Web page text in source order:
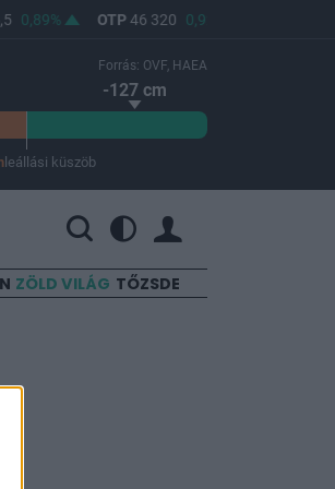
0,89% OTP 46 320 0,92%
Forrás: OVF, HAEA
-127 cm
leállási küszöb
ZÖLD VILÁG TŐZSDE